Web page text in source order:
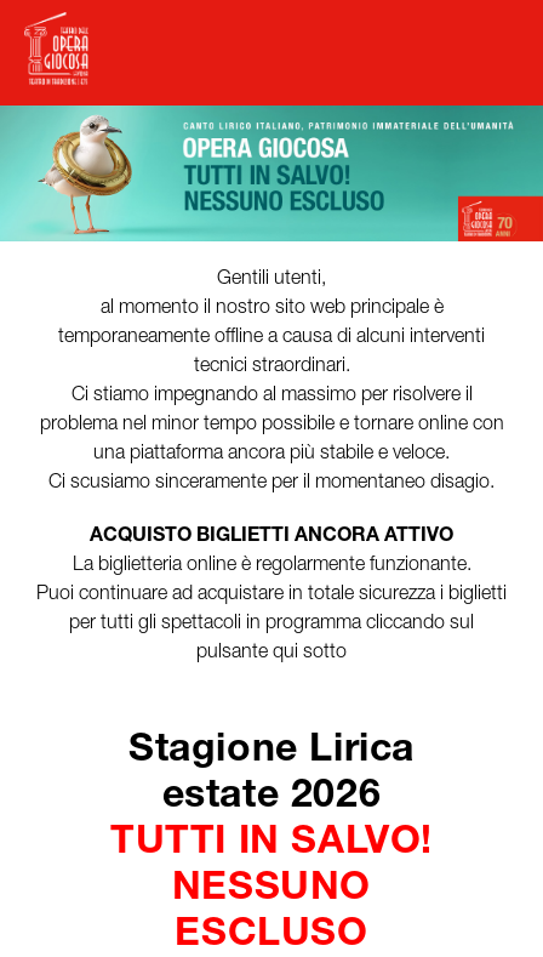
Gentili utenti,
al momento il nostro sito web principale è
temporaneamente offline a causa di alcuni interventi
tecnici straordinari.
Ci stiamo impegnando al massimo per risolvere il
problema nel minor tempo possibile e tornare online con
una piattaforma ancora più stabile e veloce.
Ci scusiamo sinceramente per il momentaneo disagio.
ACQUISTO BIGLIETTI ANCORA ATTIVO
La biglietteria online è regolarmente funzionante.
Puoi continuare ad acquistare in totale sicurezza i biglietti
per tutti gli spettacoli in programma cliccando sul
pulsante qui sotto
Stagione Lirica
estate 2026
TUTTI IN SALVO!
NESSUNO
ESCLUSO